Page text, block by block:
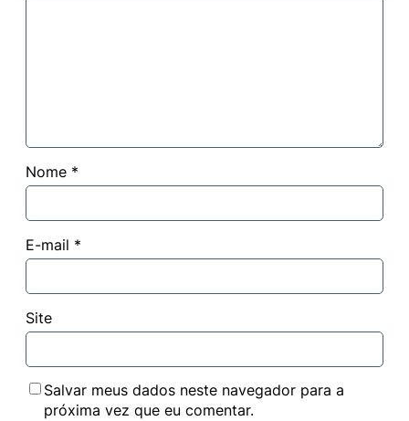
Nome *
E-mail *
Site
Salvar meus dados neste navegador para a
próxima vez que eu comentar.